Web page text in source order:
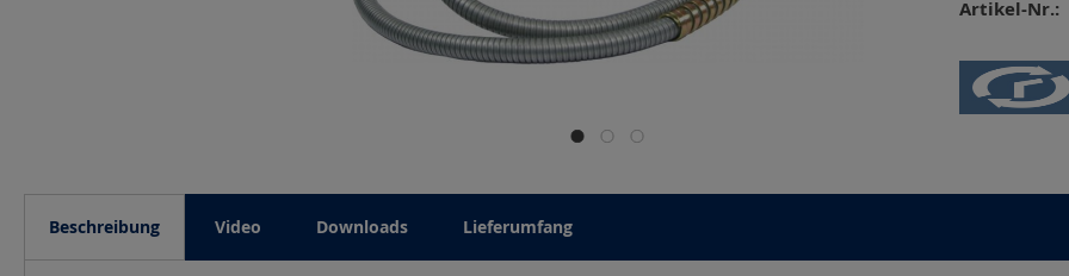
Artikel-Nr.:
Beschreibung Video Downloads Lieferumfang